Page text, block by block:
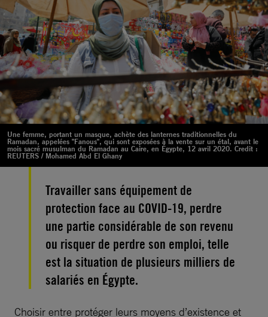
Une femme, portant un masque, achète des lanternes traditionnelles du
Ramadan, appelées "Fanous", qui sont exposées à la vente sur un étal, avant le
mois sacré musulman du Ramadan au Caire, en Égypte, 12 avril 2020. Credit :
REUTERS / Mohamed Abd El Ghany
Travailler sans équipement de
protection face au COVID-19, perdre
une partie considérable de son revenu
ou risquer de perdre son emploi, telle
est la situation de plusieurs milliers de
salariés en Égypte.
Choisir entre protéger leurs moyens d’existence et